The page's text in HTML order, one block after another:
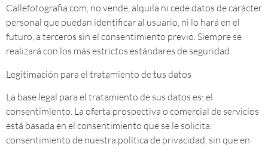
Callefotografia.com, no vende, alquila ni cede datos de carácter
personal que puedan identificar al usuario, ni lo hará en el
futuro, a terceros sin el consentimiento previo. Siempre se
realizará con los más estrictos estándares de seguridad.
Legitimación para el tratamiento de tus datos
La base legal para el tratamiento de sus datos es: el
consentimiento. La oferta prospectiva o comercial de servicios
está basada en el consentimiento que se le solicita,
consentimiento de nuestra política de privacidad, sin que en